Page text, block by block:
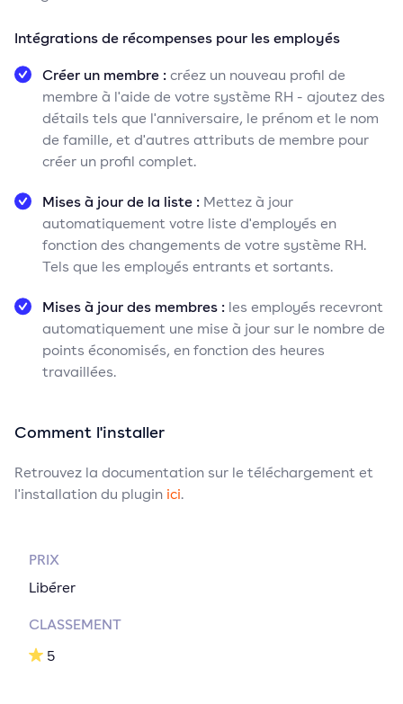
Intégrations de récompenses pour les employés
Créer un membre :créez un nouveau profil de
membre à l'aide de votre système RH - ajoutez des
détails tels que l'anniversaire, le prénom et le nom
de famille, et d'autres attributs de membre pour
créer un profil complet.
Mises à jour de la liste : Mettez à jour
automatiquement votre liste d'employés en
fonction des changements de votre système RH.
Tels que les employés entrants et sortants.
Mises à jour des membres : les employés recevront
automatiquement une mise à jour sur le nombre de
points économisés, en fonction des heures
travaillées.
Comment l'installer
Retrouvez la documentation sur le téléchargement et
l'installation du plugin ici.
PRIX
Libérer
CLASSEMENT
5